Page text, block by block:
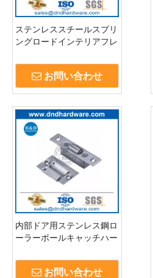
ステンレススチールスプリ
ングロードインテリアフレ
DDBC002-SS
お問い合わせ
内部ドア用ステンレス鋼ロ
ーラーボールキャッチハー
お問い合わせ